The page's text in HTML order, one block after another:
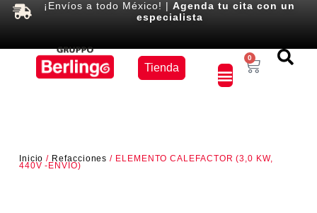
¡Envíos a todo México! |Agenda tu cita con un
especialista
Tienda
0
Inicio / Refacciones / ELEMENTO CALEFACTOR (3,0 KW,
440V -ENVIO)